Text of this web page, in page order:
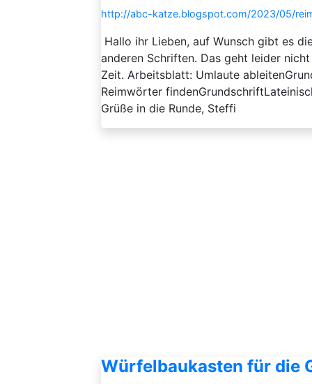
http://abc-katze.blogspot.com/2023/05/
Hallo ihr Lieben, auf Wunsch gibt es
anderen Schriften. Das geht leider
Zeit. Arbeitsblatt: Umlaute
Reimwörter
Grüße in die Runde, Steffi
Würfelbaukasten für die